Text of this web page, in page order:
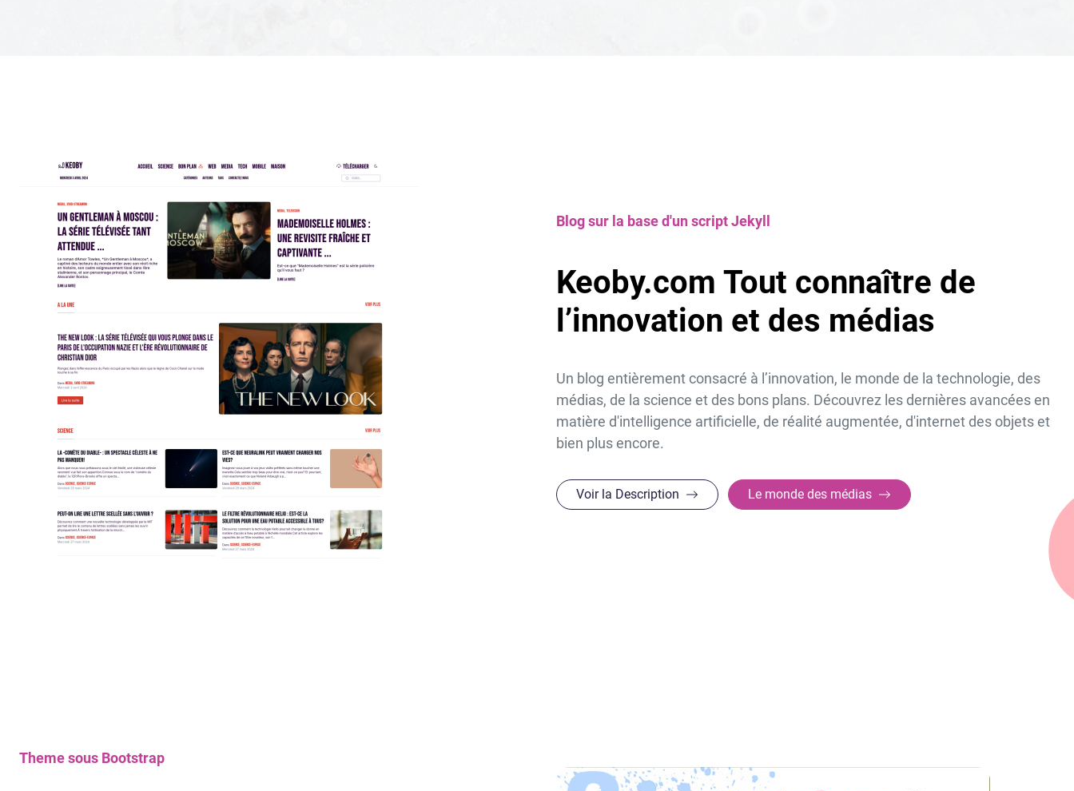
Blog sur la base d'un script Jekyll
Keoby.com Tout connaître de
l’innovation et des médias
Un blog entièrement consacré à l’innovation, le monde de la technologie, des
médias, de la science et des bons plans. Découvrez les dernières avancées en
matière d'intelligence artificielle, de réalité augmentée, d'internet des objets et
bien plus encore.
Voir la Description Le monde des médias
Theme sous Bootstrap